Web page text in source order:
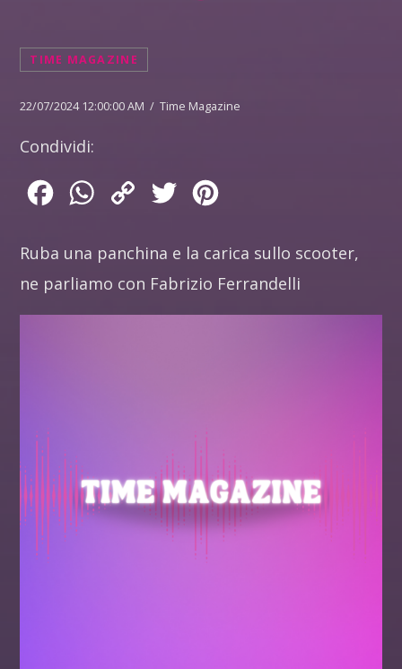
TIME MAGAZINE
22/07/2024 12:00:00 AM / Time Magazine
Condividi:
FacebookWhatsApp
Copy
Twitter
Ruba una panchina e la carica sullo scooter,
ne parliamo con Fabrizio Ferrandelli